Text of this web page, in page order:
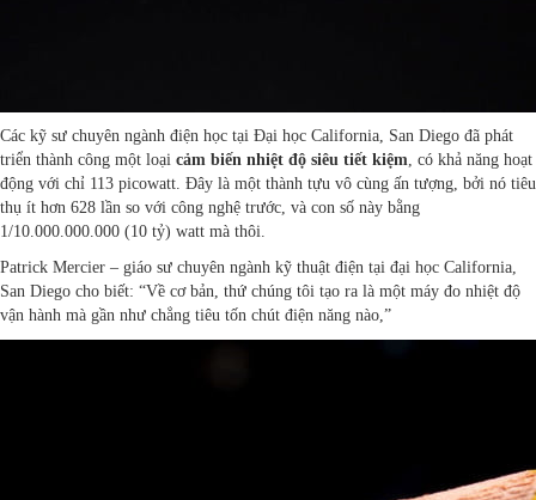
Các kỹ sư chuyên ngành điện học tại Đại học California, San Diego đã phát
triển thành công một loại cảm biến nhiệt độ siêu tiết kiệm , có khả năng hoạt
động với chỉ 113 picowatt. Đây là một thành tựu vô cùng ấn tượng, bởi nó tiêu
thụ ít hơn 628 lần so với công nghệ trước, và con số này bằng
1/10.000.000.000 (10 tỷ) watt mà thôi.
Patrick Mercier – giáo sư chuyên ngành kỹ thuật điện tại đại học California,
San Diego cho biết: “Về cơ bản, thứ chúng tôi tạo ra là một máy đo nhiệt độ
vận hành mà gần như chẳng tiêu tốn chút điện năng nào,”